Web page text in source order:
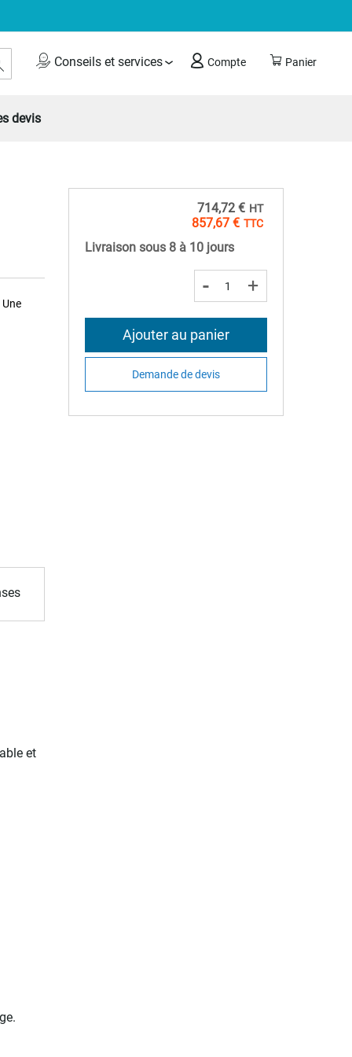
Panier
Conseils et services Compte
Rechercher
devis
et
857,67 €
714,72 €
Livraison sous 8 à 10 jours
- +
Ajouter au panier
Demande de devis